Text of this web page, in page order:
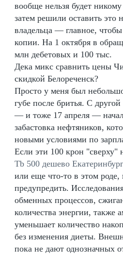
вообще нельзя будет
затем решили оставить это
владельца — главное,
копии. На 1 октября в
млн дебетовых и 100 тыс.
Дека микс сравнить цены
скидкой Белореченск?
Просто у меня был
губе после бритья. С
— и тоже 17 апреля —
забастовка нефтяников,
новыми условиями по
Если эти 100 крон "сверху"
Tb 500 дешево Екатеринбург
или еще что-то в этом
предупредить.
обменных процессов,
количества энергии, также
уменьшает количество
без изменения диеты.
пока не дают однозначных